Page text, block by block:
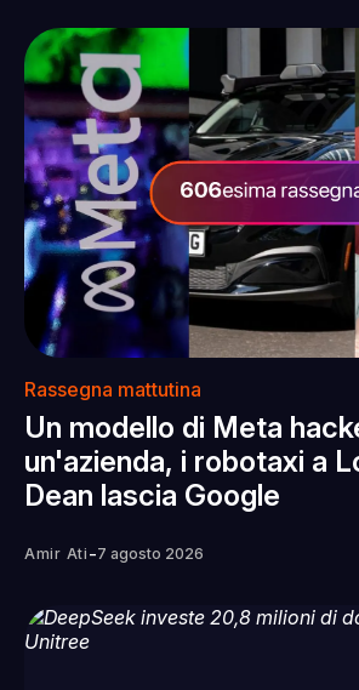
Rassegna mattutina
Un modello di Meta
un'azienda, i robotaxi a
Dean lascia Google
Amir Ati -7 agosto 2026